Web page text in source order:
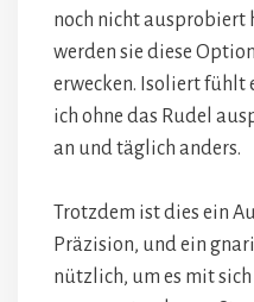
noch nicht ausprobiert
werden sie diese
erwecken. Isoliert fühlt
ich ohne das Rudel
an und täglich anders.
Trotzdem ist dies ein
Präzision, und ein
nützlich, um es mit